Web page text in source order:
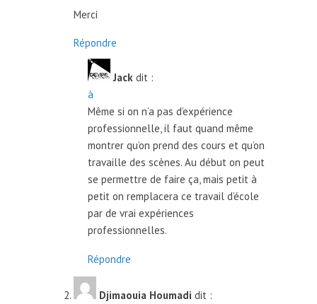
Merci
Répondre
Jack dit :
à
Même si on n’a pas d’expérience
professionnelle, il faut quand même
montrer qu’on prend des cours et qu’on
travaille des scènes. Au début on peut
se permettre de faire ça, mais petit à
petit on remplacera ce travail d’école
par de vrai expériences
professionnelles.
Répondre
Djimaouia Houmadi dit :